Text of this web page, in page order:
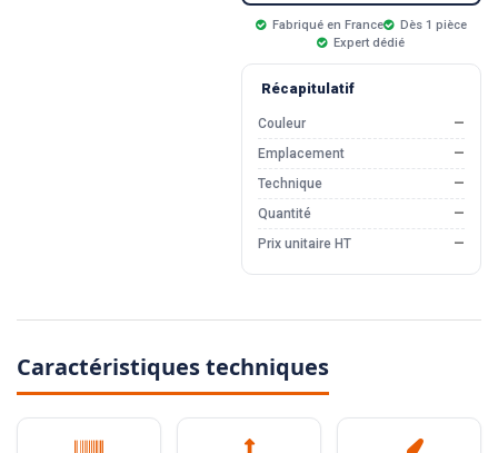
Fabriqué en France
Dès 1 pièce
Expert dédié
Récapitulatif
Couleur
—
Emplacement
—
Technique
—
Quantité
—
Prix unitaire HT
—
Caractéristiques techniques